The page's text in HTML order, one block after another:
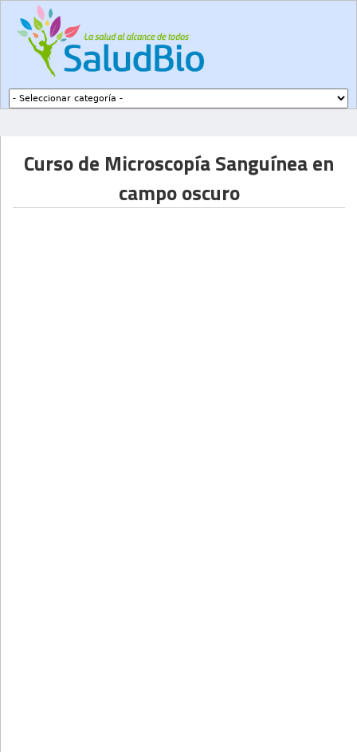
Curso de Microscopía Sanguínea en
campo oscuro